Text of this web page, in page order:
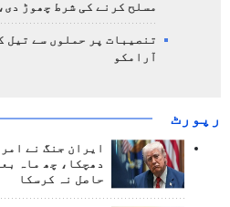
مسلح کرنے کی شرط چھوڑ
تنصیبات پر حملوں سے تیل
آرامکو
رپورٹ
ایران جنگ نے
دھچکا، چھ ماہ
حاصل نہ کرسکا